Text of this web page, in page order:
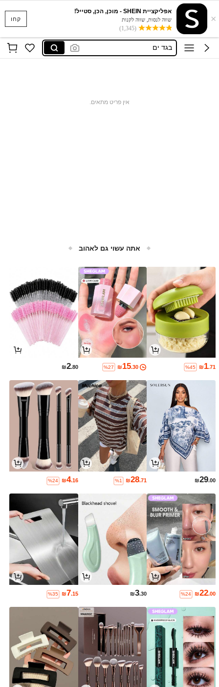
קחו ×
אפליקציית SHEIN - מוכן, הכן, סטייל!
שווה לנסות, שווה לקנות
(1,345)
סקוישים
anewsta שמלות
בגד ים
אין פריט מתאים.
אתה עשוי גם לאהוב
₪1.71
%45
₪15.30
%27
₪2.80
₪29.00
₪28.71
%1
₪4.16
%24
₪22.00
%24
₪3.30
₪7.15
%35